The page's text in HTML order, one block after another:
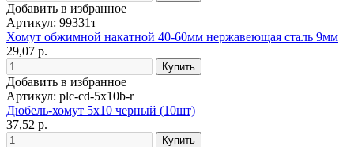
Добавить в избранное
Артикул: 99331т
Хомут обжимной накатной 40-60мм нержавеющая сталь 9мм
29,07 р.
Добавить в избранное
Артикул: plc-cd-5x10b-r
Дюбель-хомут 5х10 черный (10шт)
37,52 р.